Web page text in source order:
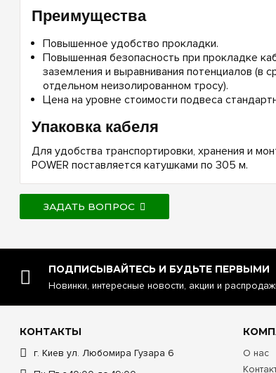
Преимущества
Повышенное удобство прокладки.
Повышенная безопасность при прокладке
заземления и выравнивания потенциалов (в
отдельном неизолированном тросу).
Цена на уровне стоимости подвеса
Упаковка кабеля
Для удобства транспортировки, хранения и
POWER поставляется катушками по 305 м.
ЗАДАТЬ ВОПРОС
ПОДПИСЫВАЙТЕСЬ И БУДЬТЕ ПЕРВЫМИ
Новинки, интересные новости, акции и
КОНТАКТЫ
г. Киев ул. Любомира Гузара 6
О нас